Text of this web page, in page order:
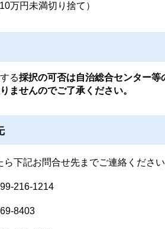
万円未満切り捨て）
る採択の可否は自治総合センター
ませんのでご了承ください。
下記お問合せ先までご連絡ください
216-1214
8403